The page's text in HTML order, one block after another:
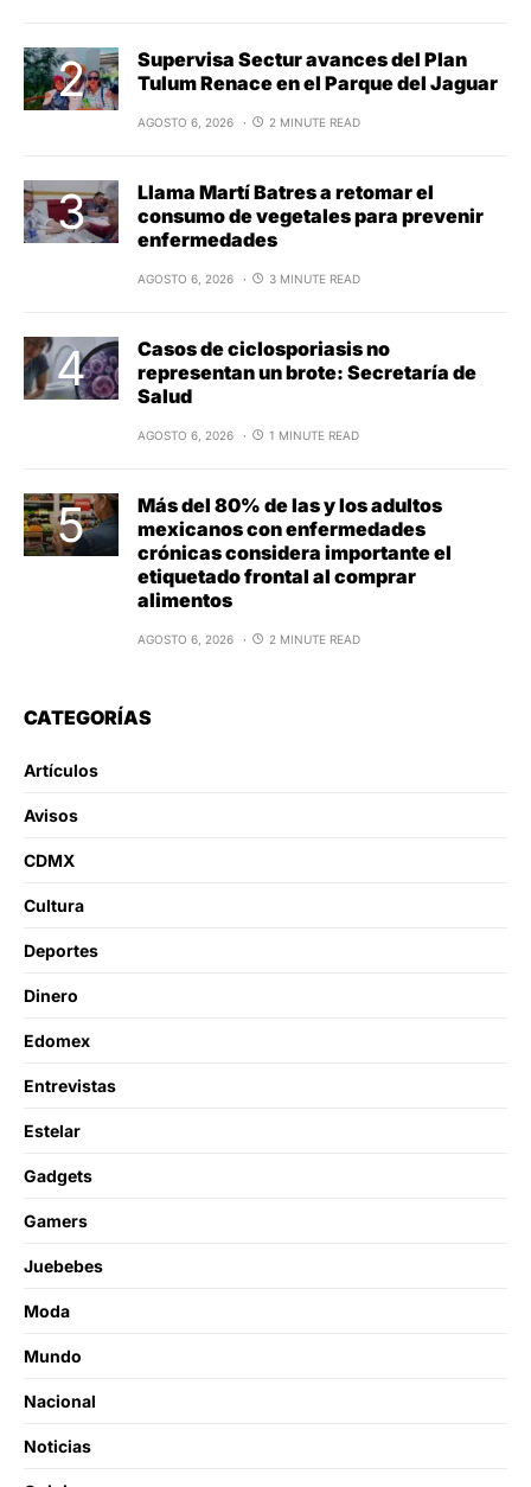
Supervisa Sectur avances del Plan
Tulum Renace en el Parque del Jaguar
AGOSTO 6, 2026 2 MINUTE READ
Llama Martí Batres a retomar el
consumo de vegetales para prevenir
enfermedades
AGOSTO 6, 2026 3 MINUTE READ
Casos de ciclosporiasis no
representan un brote: Secretaría de
Salud
AGOSTO 6, 2026 1 MINUTE READ
Más del 80% de las y los adultos
mexicanos con enfermedades
crónicas considera importante el
etiquetado frontal al comprar
alimentos
AGOSTO 6, 2026 2 MINUTE READ
CATEGORÍAS
Artículos
Avisos
CDMX
Cultura
Deportes
Dinero
Edomex
Entrevistas
Estelar
Gadgets
Gamers
Juebebes
Moda
Mundo
Nacional
Noticias